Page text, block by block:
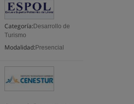
Categoría: Desarrollo de
Turismo
Modalidad: Presencial